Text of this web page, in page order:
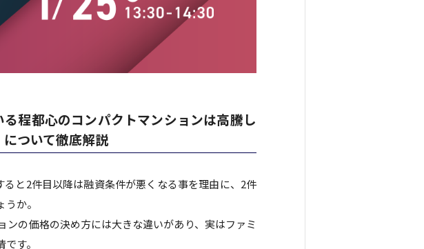
程都心のコンパクトマンションは高騰し
ついて徹底解説
と2件目以降は融資条件が悪くなる事を理由に、2件
か。
の価格の決め方には大きな違いがあり、実はファミ
す。